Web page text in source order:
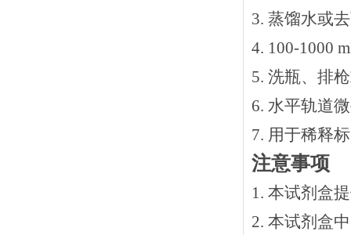
3. 蒸馏水或
4. 100-1000
5. 洗瓶、排
6. 水平轨道
7. 用于稀释
注意事项
1. 本试剂盒
2. 本试剂盒